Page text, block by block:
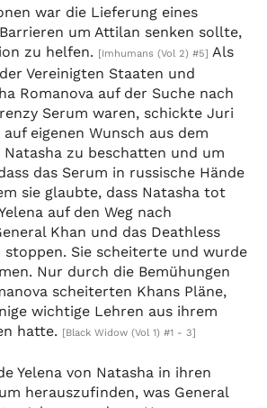
war die Lieferung eines
um Attilan senken sollte,
zu helfen. [Imhumans (Vol 2) #5] Als
Vereinigten Staaten und
Romanova auf der Suche nach
Serum waren, schickte Juri
auf eigenen Wunsch aus dem
Natasha zu beschatten und um
das Serum in russische Hände
sie glaubte, dass Natasha tot
auf den Weg nach
Khan und das Deathless
stoppen. Sie scheiterte und wurde
Nur durch die Bemühungen
scheiterten Khans Pläne,
wichtige Lehren aus ihrem
hatte. [Black Widow (Vol 1) #1 - 3]
Yelena von Natasha in ihren
herauszufinden, was General